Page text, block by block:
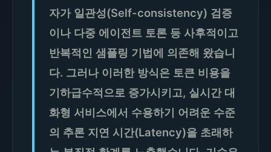
자가 일관성(Self-consistency) 검증
이나 다중 에이전트 토론 등 사후적이고
반복적인 샘플링 기법에 의존해 왔습니
다. 그러나 이러한 방식은 토큰 비용을
기하급수적으로 증가시키고, 실시간 대
화형 서비스에서 수용하기 어려운 수준
의 추론 지연 시간(Latency)을 초래하